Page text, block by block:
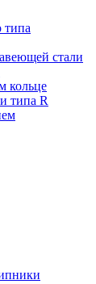
типа
стали
кольце
типа R